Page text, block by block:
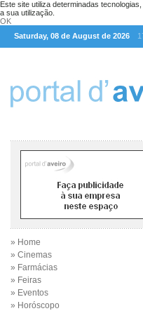
Este site utiliza determinadas
a sua utilização.
OK
Saturday, 08 de August de 2026
» Home
» Cinemas
» Farmácias
» Feiras
» Eventos
» Horóscopo